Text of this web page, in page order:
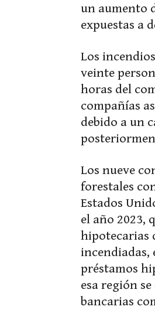
un aumento
expuestas a
Los
veinte
horas del
compañías
debido a un
Los nueve
forestales
Estados
el año 2023,
hipotecarias
incendiadas,
préstamos
esa región
bancarias